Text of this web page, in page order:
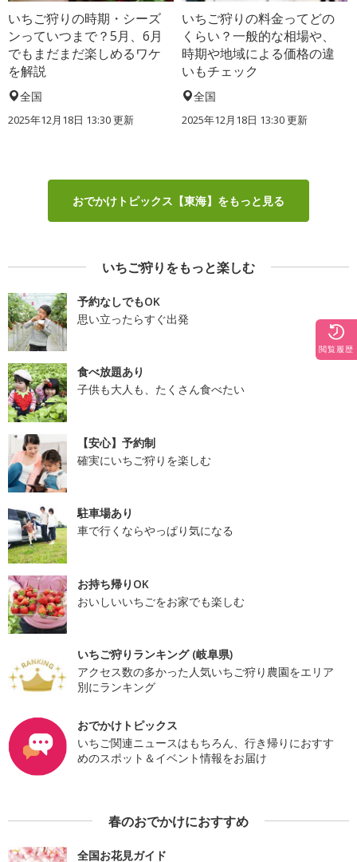
いちご狩りの時期・シーズ
ンっていつまで？5月、6月
でもまだまだ楽しめるワケ
を解説
全国
2025年12月18日 13:30 更新
いちご狩りの料金ってどの
くらい？一般的な相場や、
時期や地域による価格の違
いもチェック
全国
2025年12月18日 13:30 更新
おでかけトピックス【東海】をもっと見る
いちご狩りをもっと楽しむ
予約なしでもOK
思い立ったらすぐ出発
食べ放題あり
子供も大人も、たくさん食べたい
【安心】予約制
確実にいちご狩りを楽しむ
駐車場あり
車で行くならやっぱり気になる
お持ち帰りOK
おいしいいちごをお家でも楽しむ
いちご狩りランキング (岐阜県)
アクセス数の多かった人気いちご狩り農園をエリア
別にランキング
おでかけトピックス
いちご関連ニュースはもちろん、行き帰りにおすす
めのスポット＆イベント情報をお届け
春のおでかけにおすすめ
全国お花見ガイド
閲覧履歴